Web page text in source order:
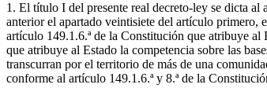
1. El título I del presente real decreto-ley se dicta al
anterior el apartado veintisiete del artículo primero,
artículo 149.1.6.ª de la Constitución que atribuye
que atribuye al Estado la competencia sobre las
transcurran por el territorio de más de una
conforme al artículo 149.1.6.ª y 8.ª de la